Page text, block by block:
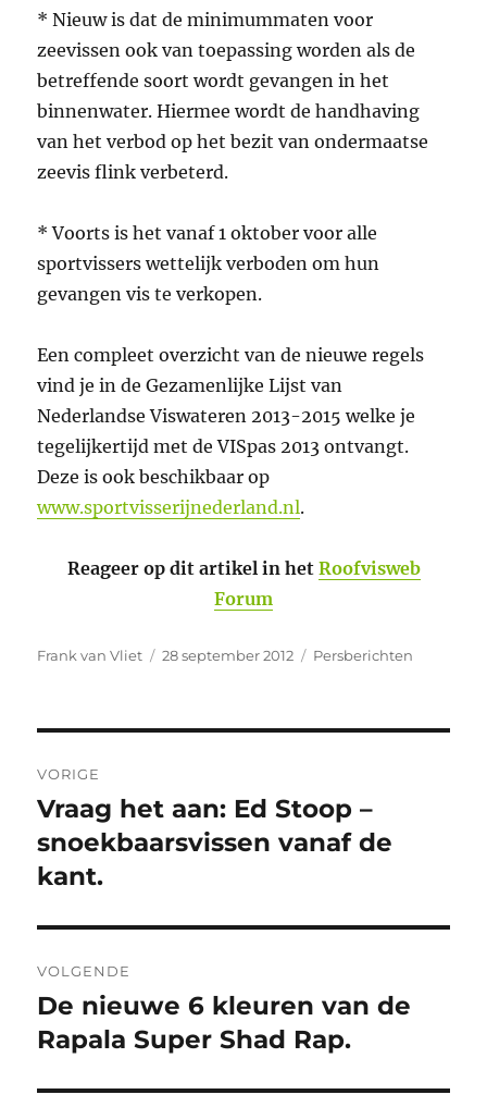
* Nieuw is dat de minimummaten voor
zeevissen ook van toepassing worden als de
betreffende soort wordt gevangen in het
binnenwater. Hiermee wordt de handhaving
van het verbod op het bezit van ondermaatse
zeevis flink verbeterd.
* Voorts is het vanaf 1 oktober voor alle
sportvissers wettelijk verboden om hun
gevangen vis te verkopen.
Een compleet overzicht van de nieuwe regels
vind je in de Gezamenlijke Lijst van
Nederlandse Viswateren 2013-2015 welke je
tegelijkertijd met de VISpas 2013 ontvangt.
Deze is ook beschikbaar op
www.sportvisserijnederland.nl.
Reageer op dit artikel in het Roofvisweb
Forum
Auteur
Frank van Vliet
Geplaatst
28 september 2012 Categorieën
Persberichten
navigatie
VORIGE
Vorig
bericht:
Vraag het aan: Ed Stoop –
snoekbaarsvissen vanaf de
kant.
VOLGENDE
Volgend
bericht:
De nieuwe 6 kleuren van de
Rapala Super Shad Rap.